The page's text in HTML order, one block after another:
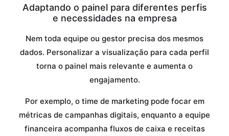
Adaptando o painel para diferentes perfis
e necessidades na empresa
Nem toda equipe ou gestor precisa dos mesmos
dados. Personalizar a visualização para cada perfil
torna o painel mais relevante e aumenta o
engajamento.
Por exemplo, o time de marketing pode focar em
métricas de campanhas digitais, enquanto a equipe
financeira acompanha fluxos de caixa e receitas